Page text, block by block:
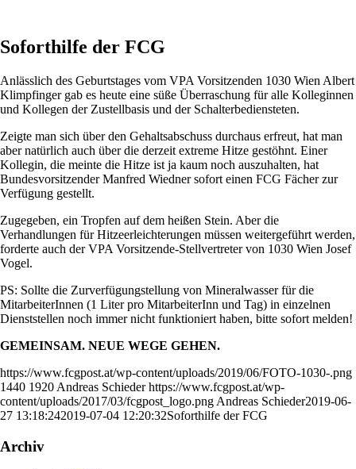
Soforthilfe der FCG
Anlässlich des Geburtstages vom VPA Vorsitzenden 1030 Wien Albert
Klimpfinger gab es heute eine süße Überraschung für alle Kolleginnen
und Kollegen der Zustellbasis und der Schalterbediensteten.
Zeigte man sich über den Gehaltsabschuss durchaus erfreut, hat man
aber natürlich auch über die derzeit extreme Hitze gestöhnt. Einer
Kollegin, die meinte die Hitze ist ja kaum noch auszuhalten, hat
Bundesvorsitzender Manfred Wiedner sofort einen FCG Fächer zur
Verfügung gestellt.
Zugegeben, ein Tropfen auf dem heißen Stein. Aber die
Verhandlungen für Hitzeerleichterungen müssen weitergeführt werden,
forderte auch der VPA Vorsitzende-Stellvertreter von 1030 Wien Josef
Vogel.
PS: Sollte die Zurverfügungstellung von Mineralwasser für die
MitarbeiterInnen (1 Liter pro MitarbeiterInn und Tag) in einzelnen
Dienststellen noch immer nicht funktioniert haben, bitte sofort melden!
GEMEINSAM. NEUE WEGE GEHEN.
https://www.fcgpost.at/wp-content/uploads/2019/06/FOTO-1030-.png
1440 1920 Andreas Schieder https://www.fcgpost.at/wp-
content/uploads/2017/03/fcgpost_logo.png Andreas Schieder2019-06-
27 13:18:242019-07-04 12:20:32Soforthilfe der FCG
Archiv